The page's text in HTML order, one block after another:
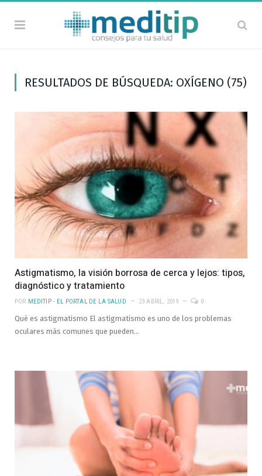
RESULTADOS DE BÚSQUEDA: OXÍGENO (75)
Astigmatismo, la visión borrosa de cerca y lejos: tipos,
diagnóstico y tratamiento
POR MEDITIP - EL PORTAL DE LA SALUD 23 ABRIL, 2019 0
Qué es astigmatismo El astigmatismo es uno de los problemas
oculares más comunes que pueden…